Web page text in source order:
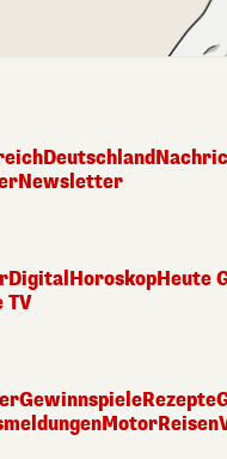
Deutschland
Newsletter
Digital HoroskopHeute
TV
GewinnspieleRezepte
MotorReisen